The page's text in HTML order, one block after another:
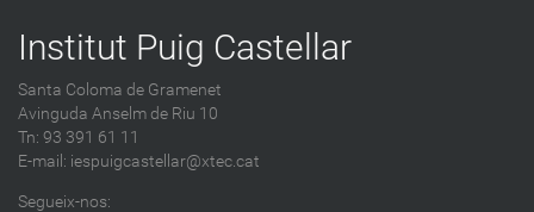
Institut Puig Castellar
Santa Coloma de Gramenet
Avinguda Anselm de Riu 10
Tn: 93 391 61 11
E-mail: iespuigcastellar@xtec.cat
Segueix-nos: